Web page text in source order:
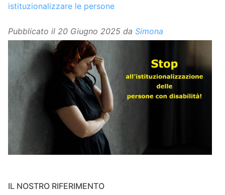
istituzionalizzare le persone
Pubblicato il 20 Giugno 2025 da Simona
IL NOSTRO RIFERIMENTO